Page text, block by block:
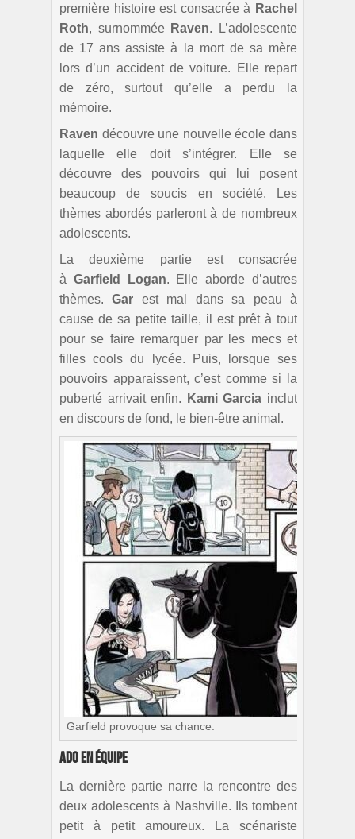
première histoire est consacrée à Rachel
Roth, surnommée Raven. L’adolescente
de 17 ans assiste à la mort de sa mère
lors d’un accident de voiture. Elle repart
de zéro, surtout qu’elle a perdu la
mémoire.
Raven découvre une nouvelle école dans
laquelle elle doit s’intégrer. Elle se
découvre des pouvoirs qui lui posent
beaucoup de soucis en société. Les
thèmes abordés parleront à de nombreux
adolescents.
La deuxième partie est consacrée
à Garfield Logan. Elle aborde d’autres
thèmes.Gar est mal dans sa peau à
cause de sa petite taille, il est prêt à tout
pour se faire remarquer par les mecs et
filles cools du lycée. Puis, lorsque ses
pouvoirs apparaissent, c’est comme si la
puberté arrivait enfin.
Kami Garcia inclut
en discours de fond, le bien-être animal.
Garfield provoque sa chance.
Ado en équipe
La dernière partie narre la rencontre des
deux adolescents à Nashville. Ils tombent
petit à petit amoureux. La scénariste